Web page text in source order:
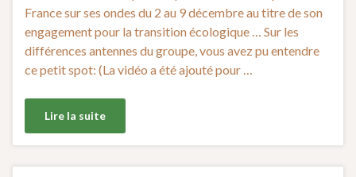
France sur ses ondes du 2 au 9 décembre au titre de son
engagement pour la transition écologique … Sur les
différences antennes du groupe, vous avez pu entendre
ce petit spot: (La vidéo a été ajouté pour …
Lire la suite